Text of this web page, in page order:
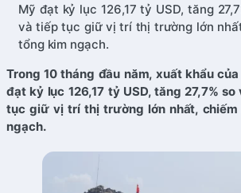
Mỹ đạt kỷ lục 126,17 tỷ USD, tăng
và tiếp tục giữ vị trí thị trường lớn
tổng kim ngạch.
Trong 10 tháng đầu năm, xuất khẩu
đạt kỷ lục 126,17 tỷ USD, tăng 27,7%
tục giữ vị trí thị trường lớn nhất, chiếm
ngạch.